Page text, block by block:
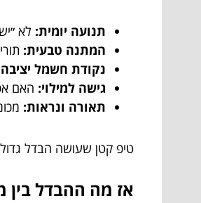
תנועה יומית: לא
המתנה טבעית:
נקודת חשמל
גישה למילוי: האם
תאורה ונראות:
טיפ קטן שעושה הבדל
אז מה ההבדל בין